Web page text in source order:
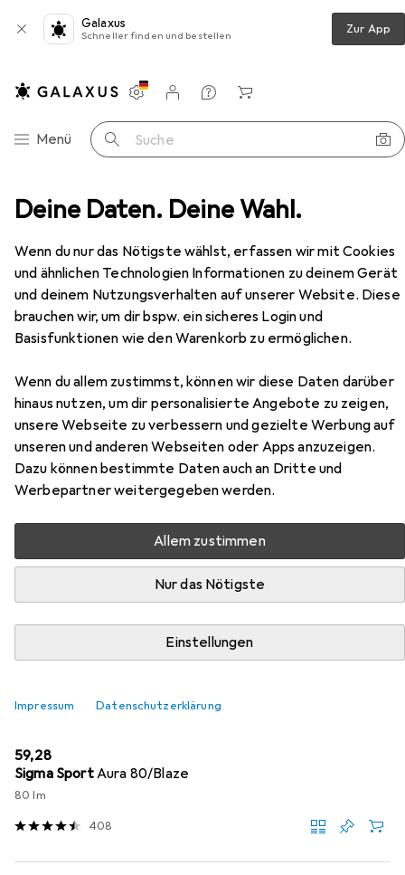
Deine Daten. Deine Wahl.
Wenn du nur das Nötigste wählst, erfassen wir mit Cookies
und ähnlichen Technologien Informationen zu deinem Gerät
und deinem Nutzungsverhalten auf unserer Website. Diese
brauchen wir, um dir bspw. ein sicheres Login und
Basisfunktionen wie den Warenkorb zu ermöglichen.
Wenn du allem zustimmst, können wir diese Daten darüber
hinaus nutzen, um dir personalisierte Angebote zu zeigen,
unsere Webseite zu verbessern und gezielte Werbung auf
unseren und anderen Webseiten oder Apps anzuzeigen.
Dazu können bestimmte Daten auch an Dritte und
Werbepartner weitergegeben werden.
Allem zustimmen
Nur das Nötigste
Einstellungen
Impressum Datenschutzerklärung
Galaxus
Schneller finden und bestellen Zur App
Navigation nach Kategorien
Menü Suche
Einstellungen
Kundenkonto
Vergleichslisten
Merklisten
Warenkorb
Veloausrüstung Veloschloss Babboe Nr. 14603
EUR
18,83
BabboeNr. 14603
Zubehör für Babboe Nr. 14603
Hier findest du passendes Zubehör zum Produkt Babboe
Nr. 14603 aus den Kategorien Velolicht und Veloschloss
Zubehör.
Beliebt Velolicht Veloschloss Zubehör
EUR
59,28
Sigma SportAura 80/Blaze
80 lm
408